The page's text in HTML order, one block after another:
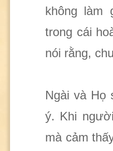
không làm
trong cái
nói rằng,
Ngài và Họ
ý. Khi
mà cảm